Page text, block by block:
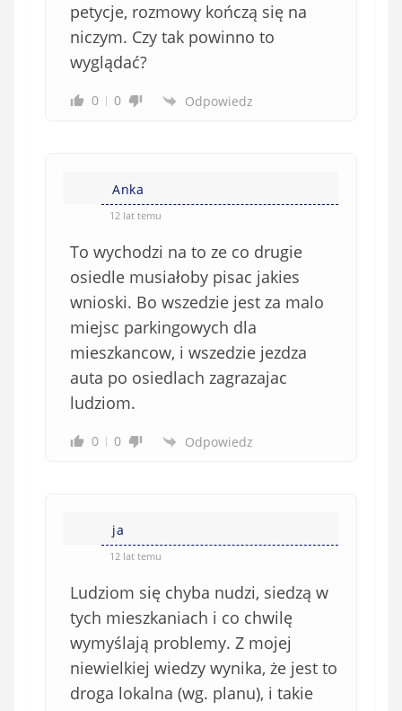
petycje, rozmowy kończą się na
niczym. Czy tak powinno to
wyglądać?
0 0 Odpowiedz
Anka
12 lat temu
To wychodzi na to ze co drugie
osiedle musiałoby pisac jakies
wnioski. Bo wszedzie jest za malo
miejsc parkingowych dla
mieszkancow, i wszedzie jezdza
auta po osiedlach zagrazajac
ludziom.
0 0 Odpowiedz
ja
12 lat temu
Ludziom się chyba nudzi, siedzą w
tych mieszkaniach i co chwilę
wymyślają problemy. Z mojej
niewielkiej wiedzy wynika, że jest to
droga lokalna (wg. planu), i takie